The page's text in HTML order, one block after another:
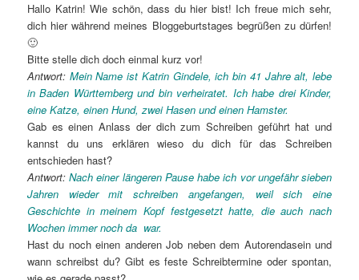
Hallo Katrin! Wie schön, dass du hier bist! Ich freue mich sehr,
dich hier während meines Bloggeburtstages begrüßen zu dürfen!
🙂
Bitte stelle dich doch einmal kurz vor!
Antwort: Mein Name ist Katrin Gindele, ich bin 41 Jahre alt, lebe
in Baden Württemberg und bin verheiratet. Ich habe drei Kinder,
eine Katze, einen Hund, zwei Hasen und einen Hamster.
Gab es einen Anlass der dich zum Schreiben geführt hat und
kannst du uns erklären wieso du dich für das Schreiben
entschieden hast?
Antwort:Nach einer längeren Pause habe ich vor ungefähr sieben
Jahren wieder mit schreiben angefangen, weil sich eine
Geschichte in meinem Kopf festgesetzt hatte, die auch nach
Wochen immer noch da war.
Hast du noch einen anderen Job neben dem Autorendasein und
wann schreibst du? Gibt es feste Schreibtermine oder spontan,